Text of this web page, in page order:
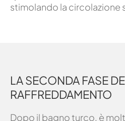
stimolando la circolazione
LA SECONDA FASE
RAFFREDDAMENTO
Dopo il bagno turco, è